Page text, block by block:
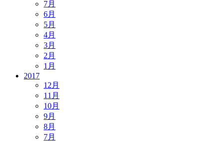
7月
6月
5月
4月
3月
2月
1月
2017
12月
11月
10月
9月
8月
7月